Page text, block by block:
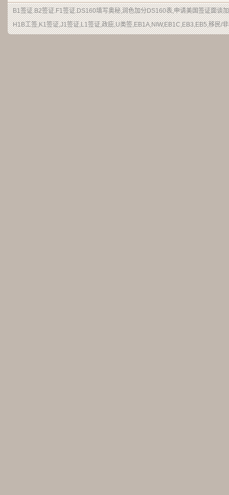
B1签证.B2签证.F1签证.DS160填写奥秘,润色加分DS160表,申请美国签证面谈
H1B工签,K1签证,J1签证,L1签证,政庇,U类签,EB1A,NIW,EB1C,EB3,EB5,移民/